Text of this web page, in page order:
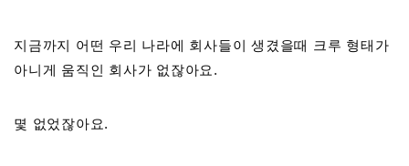
지금까지 어떤 우리 나라에 회사들이 생겼을때 크루 형태가
아니게 움직인 회사가 없잖아요.
몇 없었잖아요.